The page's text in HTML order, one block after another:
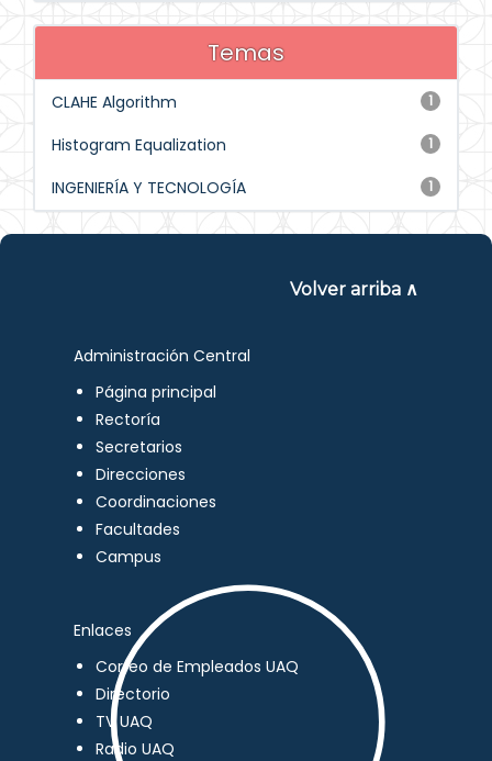
Temas
1
CLAHE Algorithm
1
Histogram Equalization
1
INGENIERÍA Y TECNOLOGÍA
Volver arriba ∧
Administración Central
Página principal
Rectoría
Secretarios
Direcciones
Coordinaciones
Facultades
Campus
Enlaces
Correo de Empleados UAQ
Directorio
TV UAQ
Radio UAQ